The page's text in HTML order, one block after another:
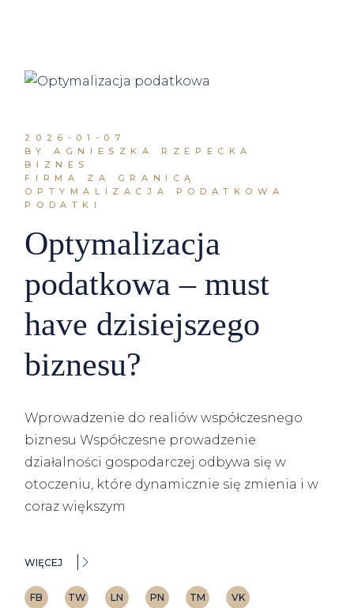
2026-01-07
BY AGNIESZKA RZEPECKA
BIZNES
FIRMA ZA GRANICĄ
OPTYMALIZACJA PODATKOWA
PODATKI
Optymalizacja
podatkowa – must
have dzisiejszego
biznesu?
Wprowadzenie do realiów współczesnego
biznesu Współczesne prowadzenie
działalności gospodarczej odbywa się w
otoczeniu, które dynamicznie się zmienia i w
coraz większym
WIĘCEJ
FB TW LN PN TM VK